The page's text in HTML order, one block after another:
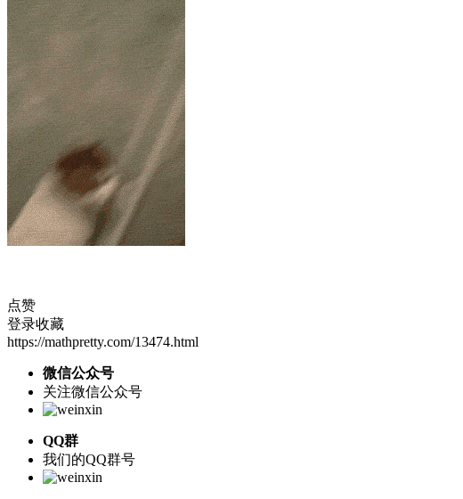
点赞
登录收藏
https://mathpretty.com/13474.html
微信公众号
关注微信公众号
QQ群
我们的QQ群号